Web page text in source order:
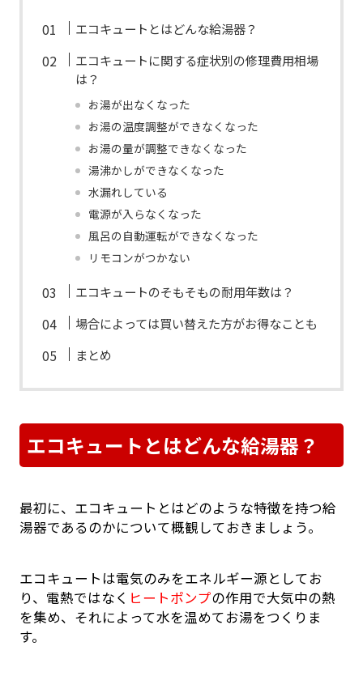
エコキュートとはどんな給湯器？
エコキュートに関する症状別の修理費用相場
は？
お湯が出なくなった
お湯の温度調整ができなくなった
お湯の量が調整できなくなった
湯沸かしができなくなった
水漏れしている
電源が入らなくなった
風呂の自動運転ができなくなった
リモコンがつかない
エコキュートのそもそもの耐用年数は？
場合によっては買い替えた方がお得なことも
まとめ
エコキュートとはどんな給湯器？
最初に、エコキュートとはどのような特徴を持つ給
湯器であるのかについて概観しておきましょう。
エコキュートは電気のみをエネルギー源としてお
り、電熱ではなく ヒートポンプの作用で大気中の熱
を集め、それによって水を温めてお湯をつくりま
す。